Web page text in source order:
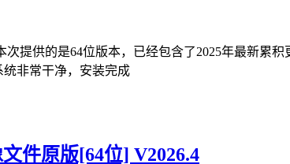
提供的是64位版本，已经包含了2025年最新累
统非常干净，安装完成
件原版[64位] V2026.4